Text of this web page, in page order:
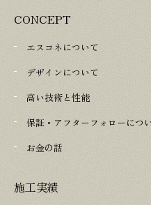
CONCEPT
エスコネについて
デザインについて
高い技術と性能
保証・アフターフォローにつ
お金の話
施工実績